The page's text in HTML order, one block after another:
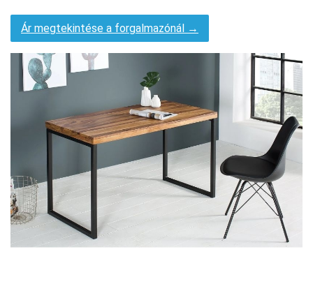
Ár megtekintése a forgalmazónál →